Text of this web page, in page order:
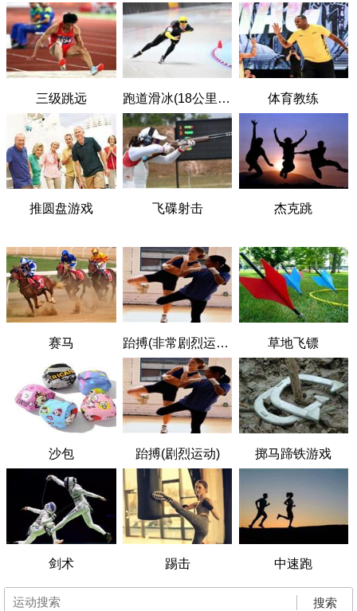
三级跳远 跑道滑冰(18公里/小时) 体育教练
推圆盘游戏 飞碟射击 杰克跳
赛马 跆搏(非常剧烈运动) 草地飞镖
沙包 跆搏(剧烈运动) 掷马蹄铁游戏
剑术 踢击 中速跑
搜索